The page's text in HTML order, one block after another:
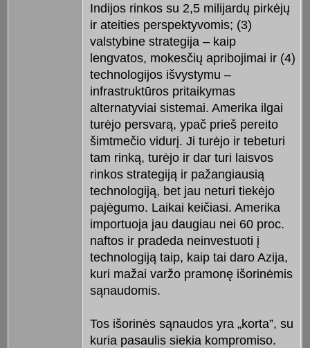
Indijos rinkos su 2,5 milijardų pirkėjų
ir ateities perspektyvomis; (3)
valstybine strategija – kaip
lengvatos, mokesčių apribojimai ir (4)
technologijos išvystymu –
infrastruktūros pritaikymas
alternatyviai sistemai. Amerika ilgai
turėjo persvarą, ypač prieš pereito
šimtmečio vidurį. Ji turėjo ir tebeturi
tam rinką, turėjo ir dar turi laisvos
rinkos strategiją ir pažangiausią
technologiją, bet jau neturi tiekėjo
pajėgumo. Laikai keičiasi. Amerika
importuoja jau daugiau nei 60 proc.
naftos ir pradeda neinvestuoti į
technologiją taip, kaip tai daro Azija,
kuri mažai varžo pramonę išorinėmis
sąnaudomis.
Tos išorinės sąnaudos yra „korta”, su
kuria pasaulis siekia kompromiso.